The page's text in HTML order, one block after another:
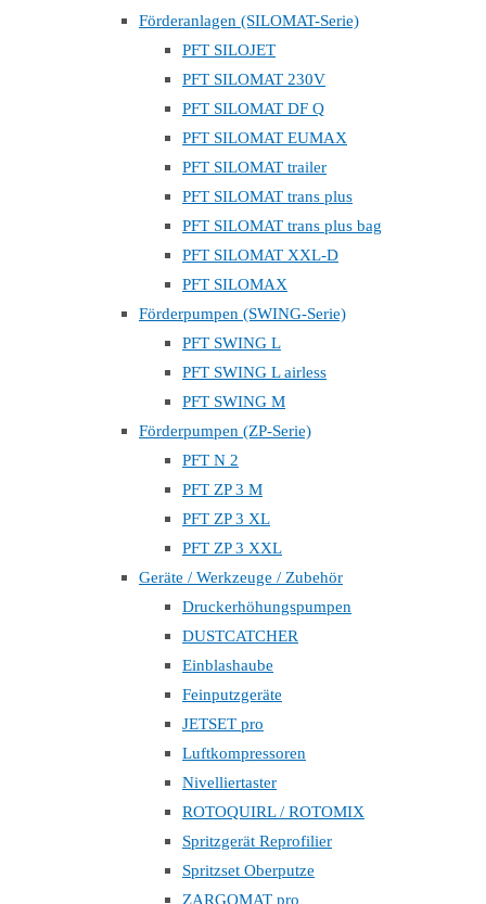
Förderanlagen (SILOMAT-Serie)
PFT SILOJET
PFT SILOMAT 230V
PFT SILOMAT DF Q
PFT SILOMAT EUMAX
PFT SILOMAT trailer
PFT SILOMAT trans plus
PFT SILOMAT trans plus bag
PFT SILOMAT XXL-D
PFT SILOMAX
Förderpumpen (SWING-Serie)
PFT SWING L
PFT SWING L airless
PFT SWING M
Förderpumpen (ZP-Serie)
PFT N 2
PFT ZP 3 M
PFT ZP 3 XL
PFT ZP 3 XXL
Geräte / Werkzeuge / Zubehör
Druckerhöhungspumpen
DUSTCATCHER
Einblashaube
Feinputzgeräte
JETSET pro
Luftkompressoren
Nivelliertaster
ROTOQUIRL / ROTOMIX
Spritzgerät Reprofilier
Spritzset Oberputze
ZARGOMAT pro